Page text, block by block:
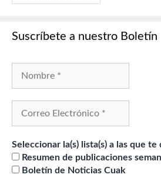
Suscríbete a nuestro Boletín
Seleccionar la(s) lista(s) a las que
Resumen de publicaciones
Boletín de Noticias Cuak